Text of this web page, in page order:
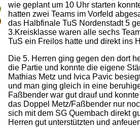
wie geplant um 10 Uhr starten
hatten zwei Teams im Vorfeld
das Halbfinale TuS Nordenstadt 5
3.Kreisklasse waren alle sechs
TuS ein Freilos hatte und direkt ins
Die 5. Herren ging gegen den dort
die Partie und konnte die eigene
Mathias Metz und Ivica Pavic
und man ging gleich in eine
Faßbender war gut drauf und
das Doppel Metz/Faßbender nur
sich mit dem SG Quembach direkt
Herren gut unterstützten und